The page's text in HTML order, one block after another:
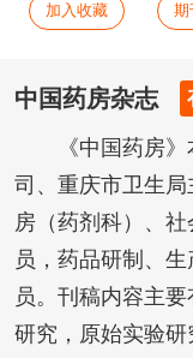
加入收藏 期
中国药房杂志
《中国药房
司、重庆市卫生
房（药剂科）、
员，药品研制、
员。刊稿内容主
研究，原始实验